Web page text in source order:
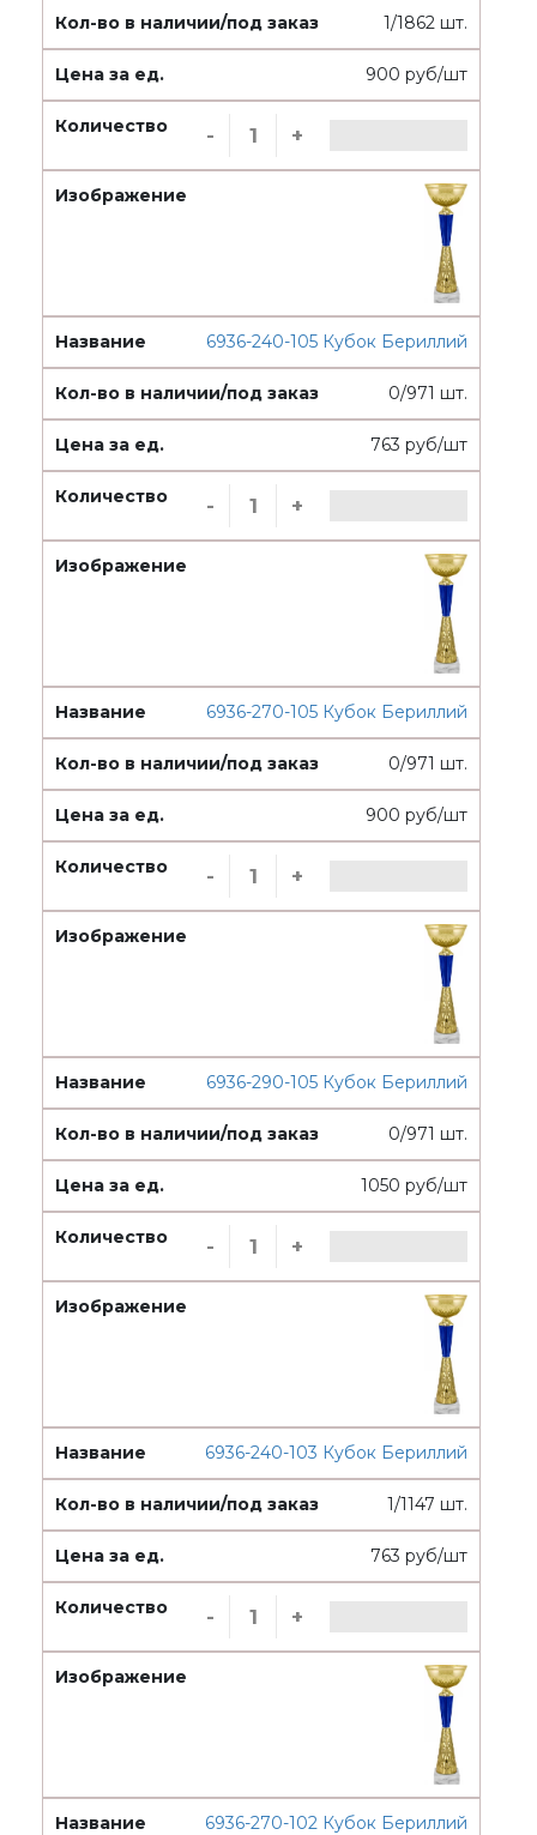
1/1862 шт.
900 руб/шт
- +
6936-240-105 Кубок Бериллий
0/971 шт.
763 руб/шт
- +
6936-270-105 Кубок Бериллий
0/971 шт.
900 руб/шт
- +
6936-290-105 Кубок Бериллий
0/971 шт.
1050 руб/шт
- +
6936-240-103 Кубок Бериллий
1/1147 шт.
763 руб/шт
- +
6936-270-102 Кубок Бериллий